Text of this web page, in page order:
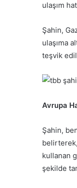
ulaşım
Şahin,
ulaşıma
teşvik
Avrupa
Şahin,
belirterek,
kullanan
şekilde